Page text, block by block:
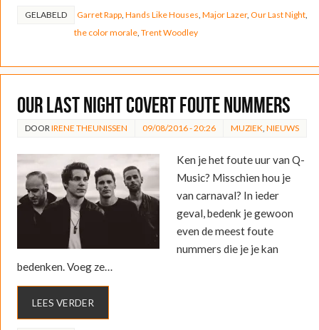
GELABELD Garret Rapp, Hands Like Houses Major Lazer, Our Last Night,
the color morale, Trent Woodley
Our Last Night covert foute nummers
DOOR IRENE THEUNISSEN 09/08/2016 - 20:26 MUZIEK NIEUWS
Ken je het foute uur van Q-
Music? Misschien hou je
van carnaval? In ieder
geval, bedenk je gewoon
even de meest foute
nummers die je je kan
bedenken. Voeg ze…
LEES VERDER